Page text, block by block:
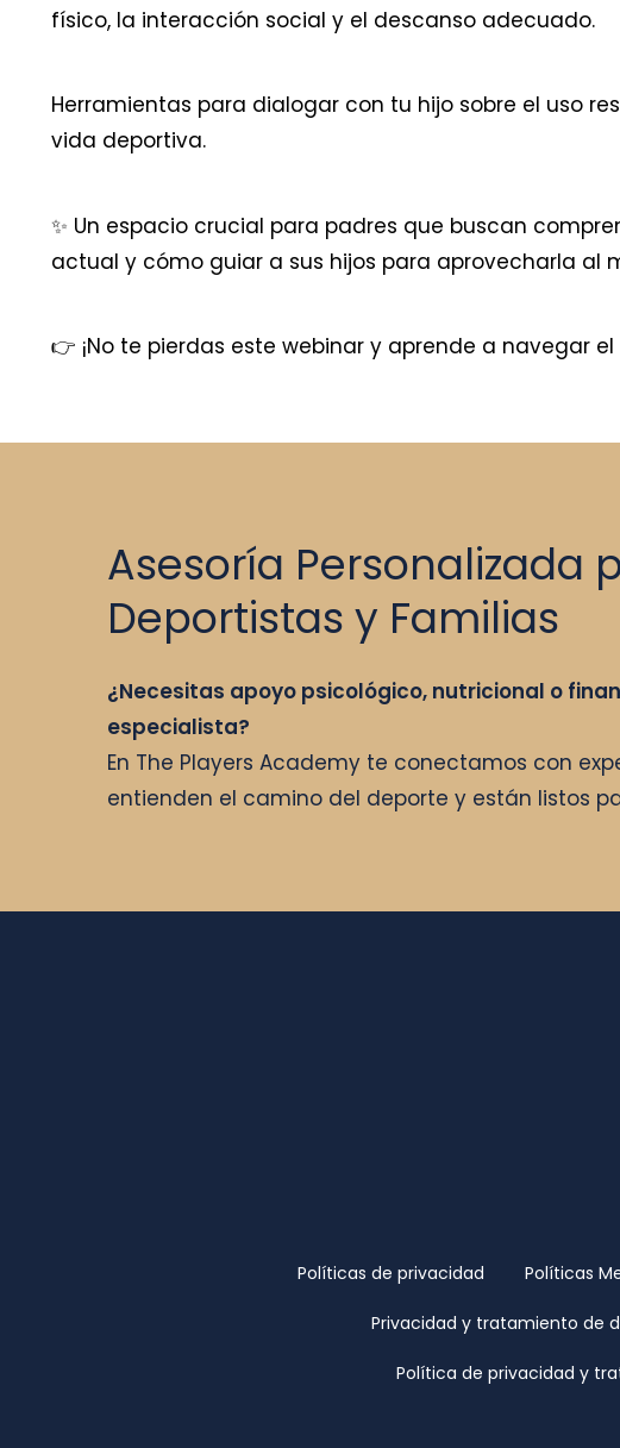
físico, la interacción social y el descanso adecuado.
Herramientas para dialogar con tu hijo sobre el uso
vida deportiva.
✨ Un espacio crucial para padres que buscan
actual y cómo guiar a sus hijos para aprovecharla al
👉 ¡No te pierdas este webinar y aprende a navegar
Asesoría Personalizada
Deportistas y Familias
¿Necesitas apoyo psicológico, nutricional o
especialista?
En The Players Academy te conectamos con
entienden el camino del deporte y están listos
Políticas de privacidad Políticas
Privacidad y tratamiento de
Política de privacidad y